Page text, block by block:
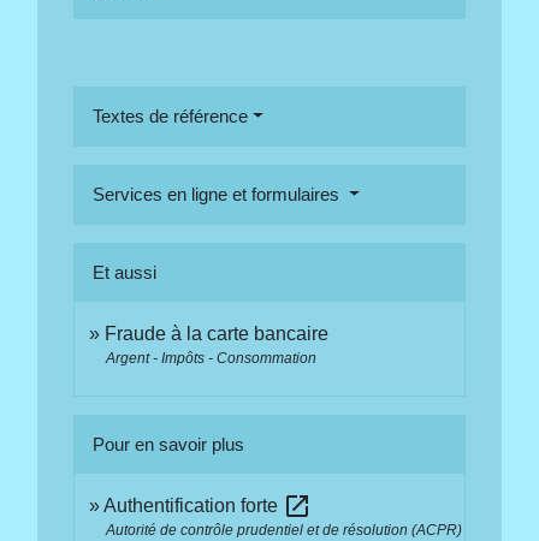
Textes de référence
Services en ligne et formulaires
Et aussi
Fraude à la carte bancaire
Argent - Impôts - Consommation
Pour en savoir plus
Authentification forte open_in_new
Autorité de contrôle prudentiel et de résolution (ACPR)